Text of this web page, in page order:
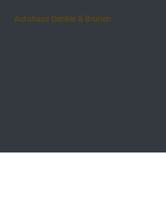
Autohaus Denker & Brünen